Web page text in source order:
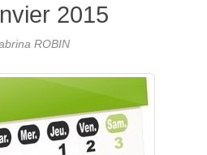
2015
ROBIN